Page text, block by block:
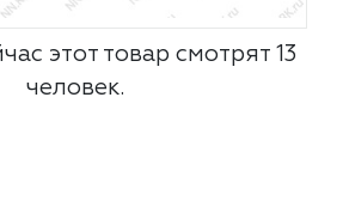
этот товар смотрят 13
человек.